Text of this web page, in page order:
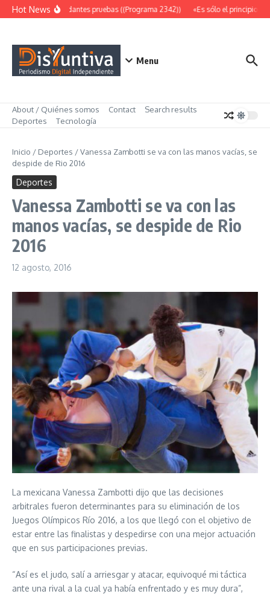
Saltar al contenido
Hot NewsAbundantes pruebas ((Programa 2342)) «Es sólo el principio»
Menu
About / Quiénes somos Contact
Search results
Deportes
Tecnología
Inicio / Deportes /Vanessa Zambotti se va con las manos vacías, se
despide de Rio 2016
Deportes
Vanessa Zambotti se va con las
manos vacías, se despide de Rio
2016
12 agosto, 2016
La mexicana Vanessa Zambotti dijo que las decisiones
arbitrales fueron determinantes para su eliminación de los
Juegos Olímpicos Río 2016, a los que llegó con el objetivo de
estar entre las finalistas y despedirse con una mejor actuación
que en sus participaciones previas.
“Así es el judo, salí a arriesgar y atacar, equivoqué mi táctica
ante una rival a la cual ya había enfrentado y es muy dura”,